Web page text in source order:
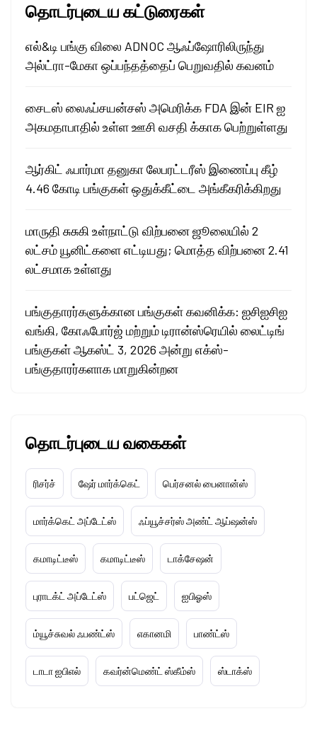
தொடர்புடைய கட்டுரைகள்
எல்&டி பங்கு விலை ADNOC ஆஃப்ஷோரிலிருந்து
அல்ட்ரா-மேகா ஒப்பந்தத்தைப் பெறுவதில் கவனம்
சைடஸ் லைஃப்சயன்சஸ் அமெரிக்க FDA இன் EIR ஐ
அகமதாபாதில் உள்ள ஊசி வசதி க்காக பெற்றுள்ளது
ஆர்கிட் ஃபார்மா தனுகா லேபரட்டரீஸ் இணைப்பு கீழ்
4.46 கோடி பங்குகள் ஒதுக்கீட்டை அங்கீகரிக்கிறது
மாருதி சுசுகி உள்நாட்டு விற்பனை ஜூலையில் 2
லட்சம் யூனிட்களை எட்டியது; மொத்த விற்பனை 2.41
லட்சமாக உள்ளது
பங்குதாரர்களுக்கான பங்குகள் கவனிக்க: ஐசிஐசிஐ
வங்கி, கோஃபோர்ஜ் மற்றும் டிரான்ஸ்ரெயில் லைட்டிங்
பங்குகள் ஆகஸ்ட் 3, 2026 அன்று எக்ஸ்-
பங்குதாரர்களாக மாறுகின்றன
தொடர்புடைய வகைகள்
ரிசர்ச் ஷேர் மார்க்கெட் பெர்சனல் பைனான்ஸ்
மார்க்கெட் அப்டேட்ஸ் ஃப்யூச்சர்ஸ் அண்ட் ஆப்ஷன்ஸ்
கமாடிட்டீஸ் கமாடிட்டீஸ் டாக்சேஷன்
புராடக்ட் அப்டேட்ஸ் பட்ஜெட் ஐபிஓஸ்
ம்யூச்சுவல் ஃபண்ட்ஸ் எகானமி பாண்ட்ஸ்
டாடா ஐபிஎல் கவர்ன்மெண்ட் ஸ்கீம்ஸ் ஸ்டாக்ஸ்